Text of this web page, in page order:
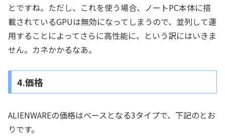
とですね。ただし、これを使う場合、ノートPC本体に搭
載されているGPUは無効になってしまうので、並列して運
用することによってさらに高性能に、という訳にはいきま
せん。カネかかるなあ。
4.価格
ALIENWAREの価格はベースとなる3タイプで、下記のとお
りです。